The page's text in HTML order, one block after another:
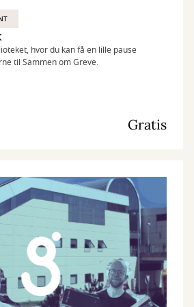
hvor du kan få en lille pause
til Sammen om Greve.
Gratis